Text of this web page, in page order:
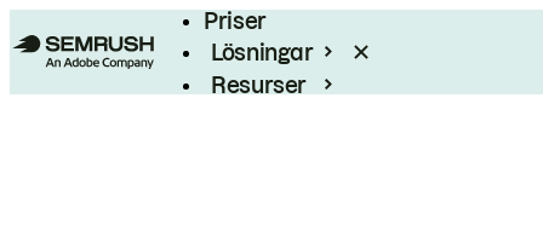
Priser
Lösningar
Resurser